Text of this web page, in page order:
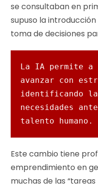
se consultaban en
supuso la
toma de decisiones
La IA permite a
avanzar con
identificando
necesidades
talento humano.
Este cambio tiene
emprendimiento en
muchas de las